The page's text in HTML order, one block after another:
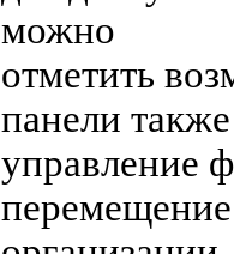
можно
отметить
панели
управление